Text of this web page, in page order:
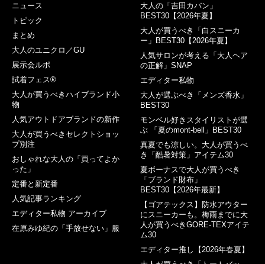
ニュース
トピック
まとめ
大人のユニクロ／GU
展示会ルポ
試着フェス®︎
大人が買うべきハイブランド小
物
人気アウトドアブランドの新作
大人が買うべきセレクトショッ
プ別注
おしゃれな大人の「買ってよか
った」
定番と新定番
人気記事ランキング
エディター私物 アーカイブ
在原みゆ紀の「手放せない」服
大人の「吉田カバン」
BEST30【2026年夏】
大人が買うべき「白スニーカ
ー」BEST30【2026年夏】
人気サロンが考える「大人ヘア
の正解」SNAP
エディター私物
大人が選ぶべき「メンズ香水」
BEST30
モンベル好きスタイリストが選
ぶ 「夏のmont-bell」BEST30
真夏でも涼しい。大人が買うべ
き「酷暑対策」アイテム30
夏ボーナスで大人が買うべき
「ブランド財布」
BEST30【2026年最新】
【ゴアテックス】防水アウター
にスニーカーも。梅雨までに大
人が買うべきGORE-TEXアイテ
ム30
エディター推し【2026年春夏】